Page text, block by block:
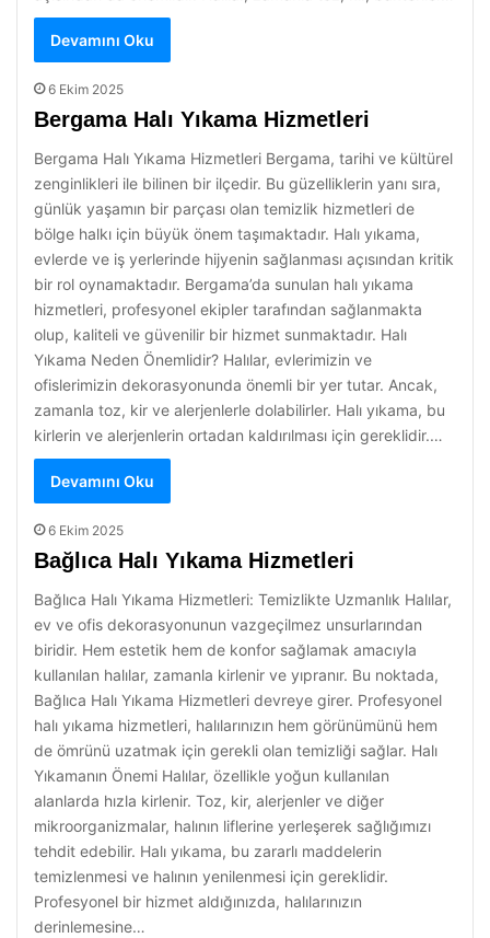
Devamını Oku
6 Ekim 2025
Bergama Halı Yıkama Hizmetleri
Bergama Halı Yıkama Hizmetleri Bergama, tarihi ve kültürel
zenginlikleri ile bilinen bir ilçedir. Bu güzelliklerin yanı sıra,
günlük yaşamın bir parçası olan temizlik hizmetleri de
bölge halkı için büyük önem taşımaktadır. Halı yıkama,
evlerde ve iş yerlerinde hijyenin sağlanması açısından kritik
bir rol oynamaktadır. Bergama’da sunulan halı yıkama
hizmetleri, profesyonel ekipler tarafından sağlanmakta
olup, kaliteli ve güvenilir bir hizmet sunmaktadır. Halı
Yıkama Neden Önemlidir? Halılar, evlerimizin ve
ofislerimizin dekorasyonunda önemli bir yer tutar. Ancak,
zamanla toz, kir ve alerjenlerle dolabilirler. Halı yıkama, bu
kirlerin ve alerjenlerin ortadan kaldırılması için gereklidir.…
Devamını Oku
6 Ekim 2025
Bağlıca Halı Yıkama Hizmetleri
Bağlıca Halı Yıkama Hizmetleri: Temizlikte Uzmanlık Halılar,
ev ve ofis dekorasyonunun vazgeçilmez unsurlarından
biridir. Hem estetik hem de konfor sağlamak amacıyla
kullanılan halılar, zamanla kirlenir ve yıpranır. Bu noktada,
Bağlıca Halı Yıkama Hizmetleri devreye girer. Profesyonel
halı yıkama hizmetleri, halılarınızın hem görünümünü hem
de ömrünü uzatmak için gerekli olan temizliği sağlar. Halı
Yıkamanın Önemi Halılar, özellikle yoğun kullanılan
alanlarda hızla kirlenir. Toz, kir, alerjenler ve diğer
mikroorganizmalar, halının liflerine yerleşerek sağlığımızı
tehdit edebilir. Halı yıkama, bu zararlı maddelerin
temizlenmesi ve halının yenilenmesi için gereklidir.
Profesyonel bir hizmet aldığınızda, halılarınızın
derinlemesine…